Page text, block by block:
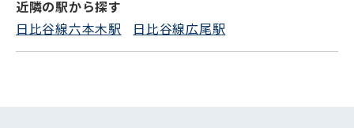
近隣の駅から探す
日比谷線六本木駅
日比谷線広尾駅